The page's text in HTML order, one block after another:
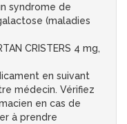
syndrome de
(maladies
CRISTERS 4 mg,
en suivant
médecin. Vérifiez
en cas de
à prendre